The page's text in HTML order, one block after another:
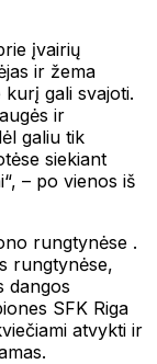
įvairių
ir žema
gali svajoti.
ir
galiu tik
siekiant
– po vienos iš
rungtynėse .
rungtynėse,
dangos
SFK Riga
atvykti ir